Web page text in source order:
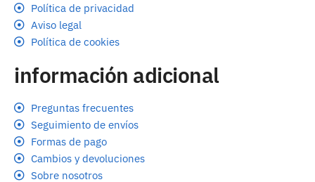
Política de privacidad
Aviso legal
Política de cookies
información adicional
Preguntas frecuentes
Seguimiento de envíos
Formas de pago
Cambios y devoluciones
Sobre nosotros